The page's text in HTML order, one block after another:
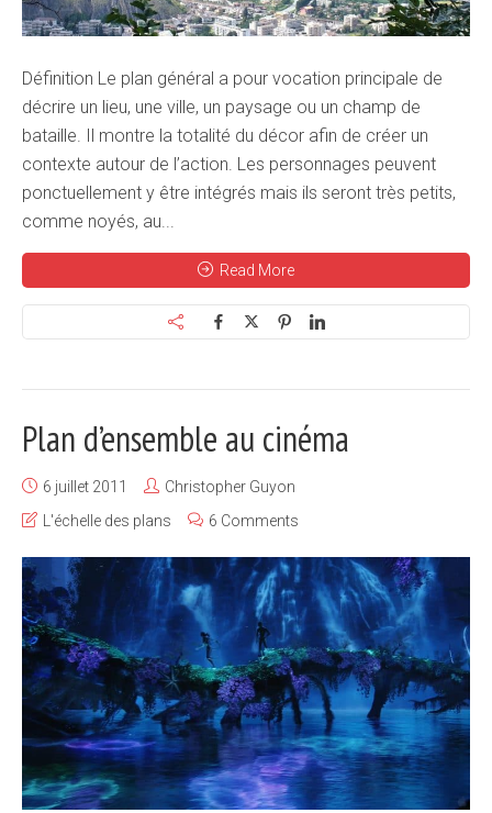
Définition Le plan général a pour vocation principale de
décrire un lieu, une ville, un paysage ou un champ de
bataille. Il montre la totalité du décor afin de créer un
contexte autour de l’action. Les personnages peuvent
ponctuellement y être intégrés mais ils seront très petits,
comme noyés, au...
Read More
Plan d’ensemble au cinéma
6 juillet 2011
Christopher Guyon
L'échelle des plans
6 Comments